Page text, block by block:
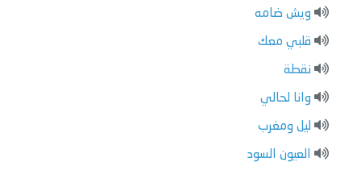
ويش ضامه
قلبي معك
نقطة
وانا لحالي
ليل ومغرب
العيون السود